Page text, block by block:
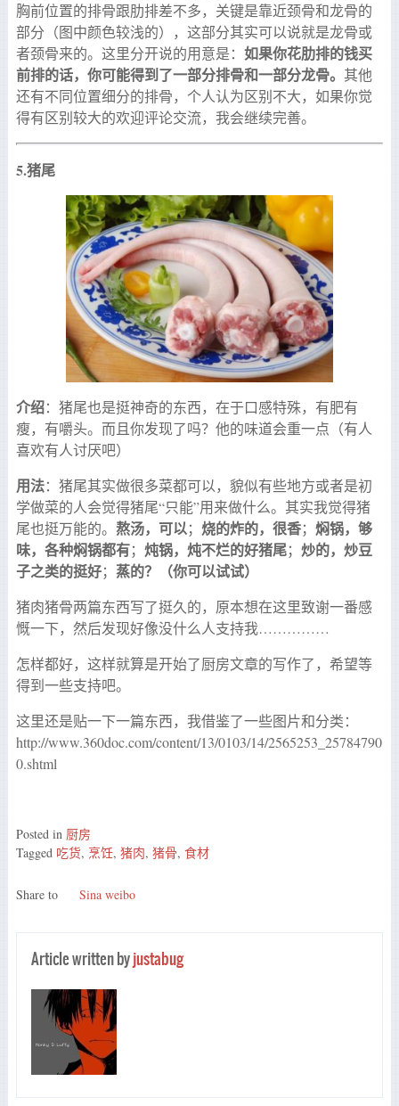
胸前位置的排骨跟肋排差不多，关键是靠近颈骨和龙骨的
部分（图中颜色较浅的），这部分其实可以说就是龙骨或
者颈骨来的。这里分开说的用意是： 如果你花肋排的钱买
前排的话，你可能得到了一部分排骨和一部分龙骨。 其他
还有不同位置细分的排骨，个人认为区别不大，如果你觉
得有区别较大的欢迎评论交流，我会继续完善。
5.猪尾
介绍：猪尾也是挺神奇的东西，在于口感特殊，有肥有
瘦，有嚼头。而且你发现了吗？他的味道会重一点（有人
喜欢有人讨厌吧）
用法：猪尾其实做很多菜都可以，貌似有些地方或者是初
学做菜的人会觉得猪尾“只能”用来做什么。其实我觉得猪
尾也挺万能的。 熬汤，可以； 烧的炸的，很香； 焖锅，够
味，各种焖锅都有； 炖锅，炖不烂的好猪尾； 炒的，炒豆
子之类的挺好； 蒸的？（你可以试试）
猪肉猪骨两篇东西写了挺久的，原本想在这里致谢一番感
慨一下，然后发现好像没什么人支持我……………
怎样都好，这样就算是开始了厨房文章的写作了，希望等
得到一些支持吧。
这里还是贴一下一篇东西，我借鉴了一些图片和分类：
http://www.360doc.com/content/13/0103/14/2565253_25784790
0.shtml
Posted in 厨房
Tagged 吃货, 烹饪, 猪肉, 猪骨, 食材
Share to Sina weibo
Article written byjustabug